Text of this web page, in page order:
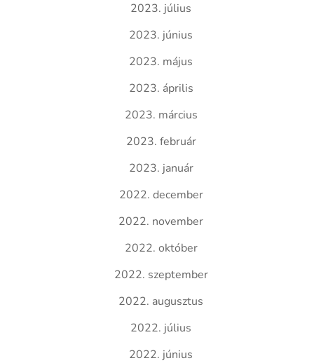
2023. július
2023. június
2023. május
2023. április
2023. március
2023. február
2023. január
2022. december
2022. november
2022. október
2022. szeptember
2022. augusztus
2022. július
2022. június